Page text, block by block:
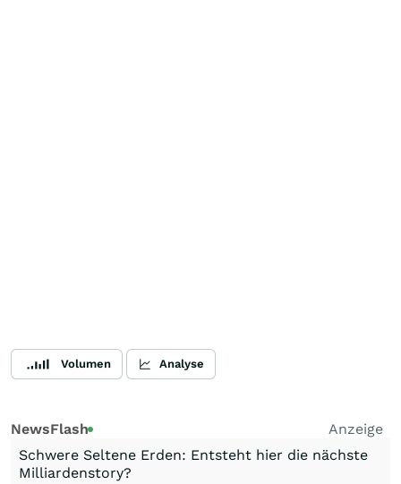
Volumen Analyse
NewsFlash
Anzeige
Schwere Seltene Erden: Entsteht hier die nächste
Milliardenstory?